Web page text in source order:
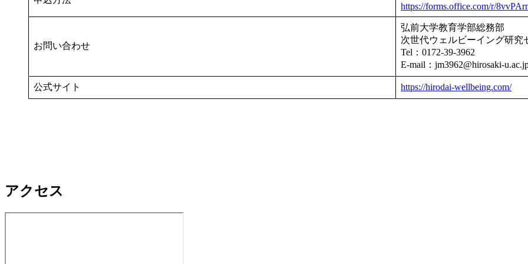
https://forms.office.com/r/
お問い合わせ
弘前大学教育学部総務部
次世代ウェルビーイング研究
Tel：0172-39-3962
E-mail：jm3962@hirosaki-
公式サイト https://hirodai-wellbeing.com/
アクセス